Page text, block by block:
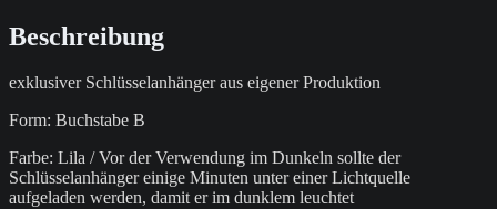
leuchtend
/
B
Beschreibung
exklusiver Schlüsselanhänger aus eigener Produktion
Form: Buchstabe B
Farbe: Lila / Vor der Verwendung im Dunkeln sollte der
Schlüsselanhänger einige Minuten unter einer Lichtquelle
aufgeladen werden, damit er im dunklem leuchtet